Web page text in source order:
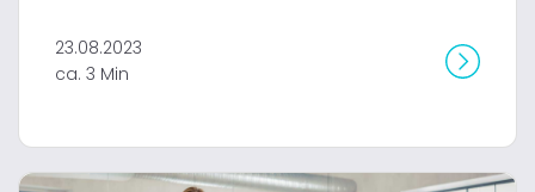
23.08.2023
ca. 3 Min